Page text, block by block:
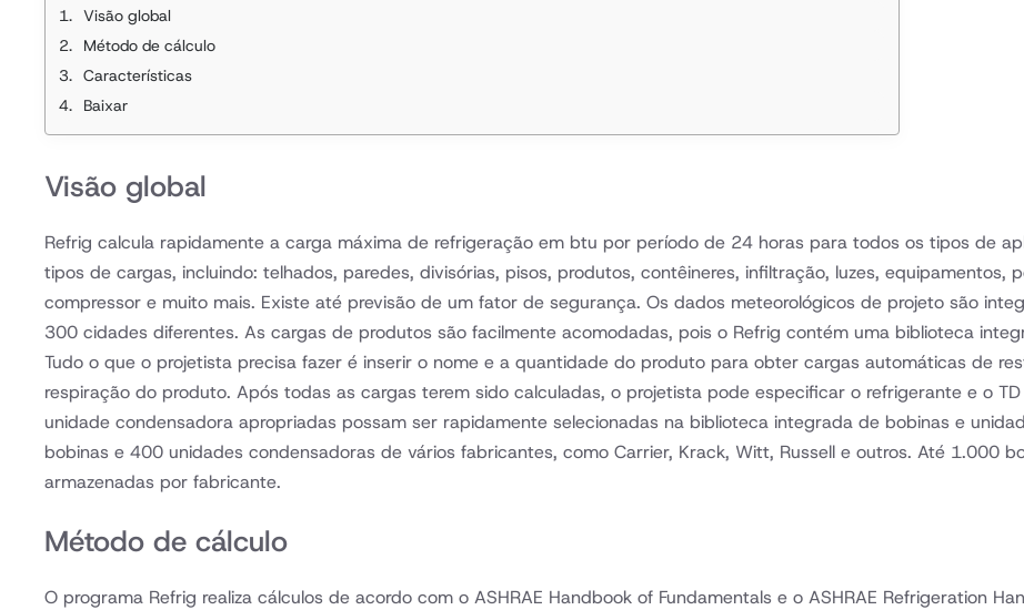
Visão global
Método de cálculo
Características
Baixar
Visão global
Refrig calcula rapidamente a carga máxima de refrigeração em btu por período de 24 horas para todos os tipos de
tipos de cargas, incluindo: telhados, paredes, divisórias, pisos, produtos, contêineres, infiltração, luzes, equipamentos,
compressor e muito mais. Existe até previsão de um fator de segurança. Os dados meteorológicos de projeto são
300 cidades diferentes. As cargas de produtos são facilmente acomodadas, pois o Refrig contém uma biblioteca
Tudo o que o projetista precisa fazer é inserir o nome e a quantidade do produto para obter cargas automáticas de
respiração do produto. Após todas as cargas terem sido calculadas, o projetista pode especificar o refrigerante e o
unidade condensadora apropriadas possam ser rapidamente selecionadas na biblioteca integrada de bobinas e
bobinas e 400 unidades condensadoras de vários fabricantes, como Carrier, Krack, Witt, Russell e outros. Até 1.000
armazenadas por fabricante.
Método de cálculo
O programa Refrig realiza cálculos de acordo com o ASHRAE Handbook of Fundamentals e o ASHRAE Refrigeration